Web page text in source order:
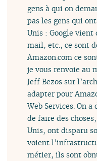
gens à qui on
pas les gens qui
Unis : Google vient
mail, etc., ce sont
Amazon.com ce
je vous renvoie au
Jeff Bezos sur
adapter pour
Web Services. On
de faire des
Unis, ont disparu
voient
métier, ils sont